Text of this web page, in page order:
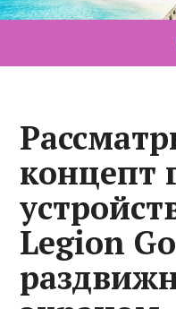
концепт
Legion